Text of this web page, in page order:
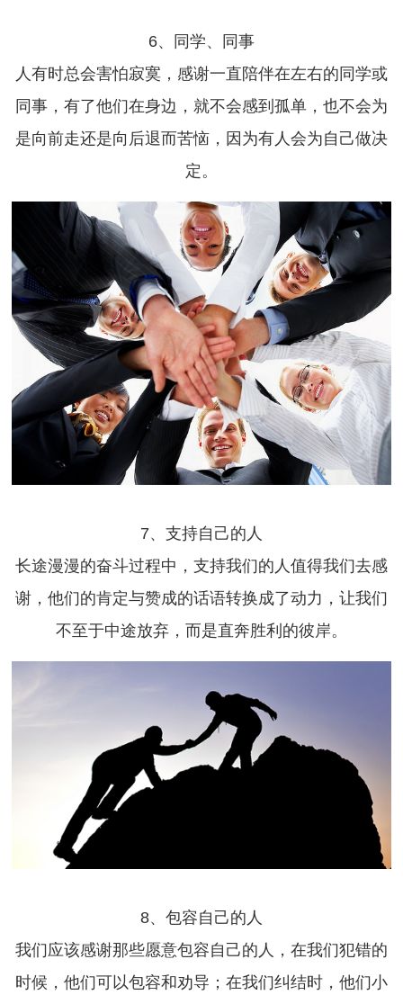
6、同学、同事
人有时总会害怕寂寞，感谢一直陪伴在左右的同学或
同事，有了他们在身边，就不会感到孤单，也不会为
是向前走还是向后退而苦恼，因为有人会为自己做决
定。
7、支持自己的人
长途漫漫的奋斗过程中，支持我们的人值得我们去感
谢，他们的肯定与赞成的话语转换成了动力，让我们
不至于中途放弃，而是直奔胜利的彼岸。
8、包容自己的人
我们应该感谢那些愿意包容自己的人，在我们犯错的
时候，他们可以包容和劝导；在我们纠结时，他们小